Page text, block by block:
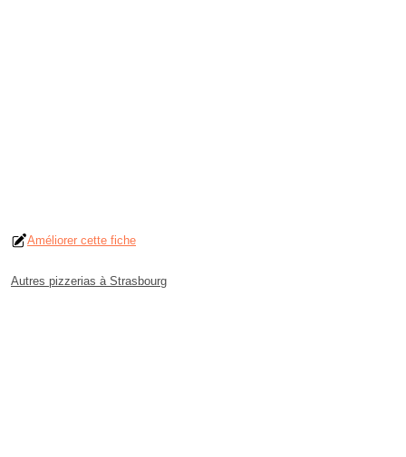
Améliorer cette fiche
Autres pizzerias à Strasbourg